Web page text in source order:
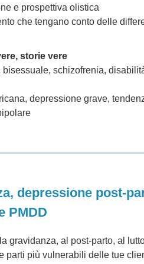
e prospettiva olistica
che tengano conto delle
storie vere
schizofrenia,
depressione grave,
depressione post-
PMDD
gravidanza, al post-parto, al
parti più vulnerabili delle tue